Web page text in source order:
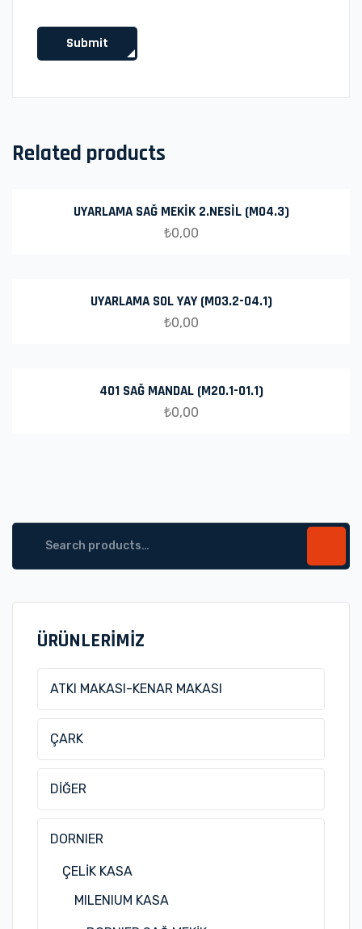
Related products
UYARLAMA SAĞ MEKİK 2.NESİL (M04.3)
₺0,00
UYARLAMA SOL YAY (M03.2-04.1)
₺0,00
401 SAĞ MANDAL (M20.1-01.1)
₺0,00
ÜRÜNLERİMİZ
ATKI MAKASI-KENAR MAKASI
ÇARK
DİĞER
DORNIER
ÇELİK KASA
MILENIUM KASA